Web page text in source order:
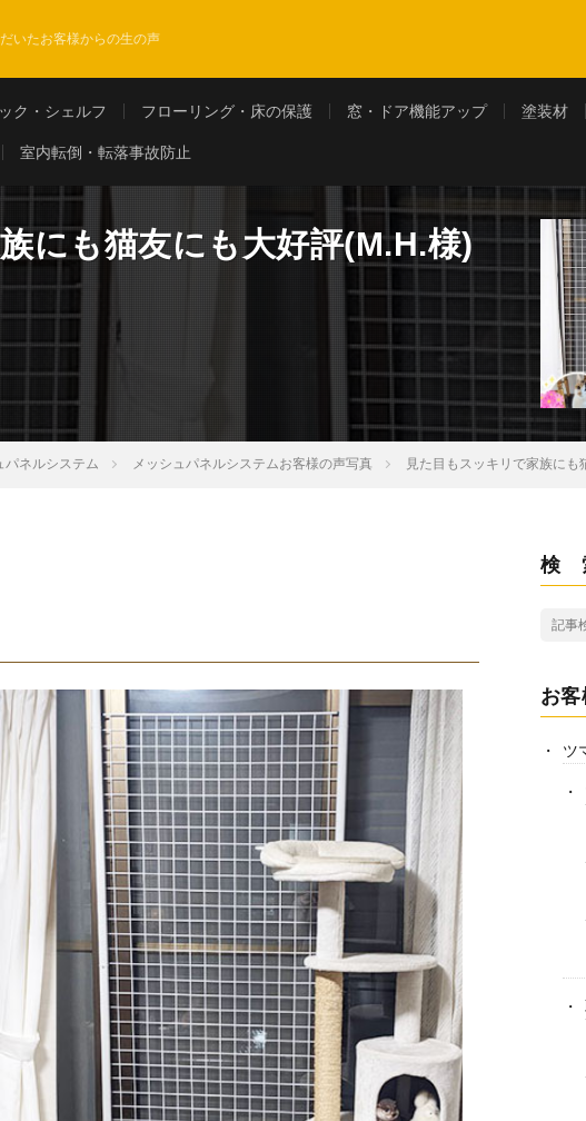
いたお客様からの生の声
ク・シェルフ フローリング・床の保護 窓・ドア機能アップ 塗装材
室内転倒・転落事故防止
にも猫友にも大好評(M.H.様)
パネルシステム メッシュパネルシステムお客様の声写真 見た目もスッキリで家族にも
検
お
ツ